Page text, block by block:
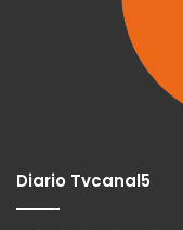
Diario Tvcanal5